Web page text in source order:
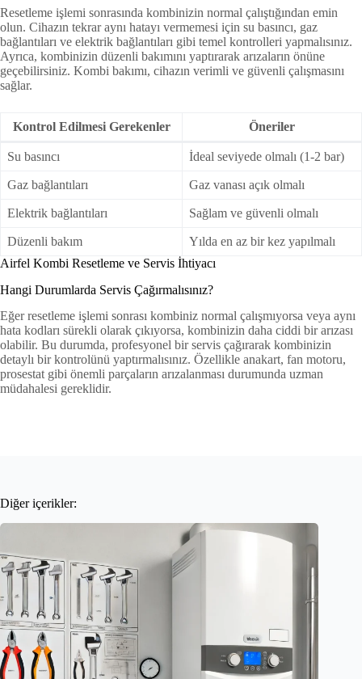
Resetleme işlemi sonrasında kombinizin normal çalıştığından emin
olun. Cihazın tekrar aynı hatayı vermemesi için su basıncı, gaz
bağlantıları ve elektrik bağlantıları gibi temel kontrolleri yapmalısınız.
Ayrıca, kombinizin düzenli bakımını yaptırarak arızaların önüne
geçebilirsiniz. Kombi bakımı, cihazın verimli ve güvenli çalışmasını
sağlar.
Kontrol Edilmesi Gerekenler Öneriler
Su basıncı İdeal seviyede olmalı (1-2 bar)
Gaz bağlantıları Gaz vanası açık olmalı
Elektrik bağlantıları Sağlam ve güvenli olmalı
Düzenli bakım
Yılda en az bir kez yapılmalı
Airfel Kombi Resetleme ve Servis İhtiyacı
Hangi Durumlarda Servis Çağırmalısınız?
Eğer resetleme işlemi sonrası kombiniz normal çalışmıyorsa veya aynı
hata kodları sürekli olarak çıkıyorsa, kombinizin daha ciddi bir arızası
olabilir. Bu durumda, profesyonel bir servis çağırarak kombinizin
detaylı bir kontrolünü yaptırmalısınız. Özellikle anakart, fan motoru,
prosestat gibi önemli parçaların arızalanması durumunda uzman
müdahalesi gereklidir.
Diğer içerikler: